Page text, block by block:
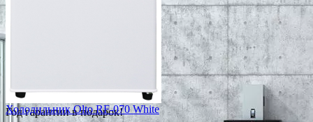
Год гарантии в подарок!
Холодильник Olto RF-070 White